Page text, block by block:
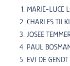
MARIE-LUCE
CHARLES
JOSEE
PAUL
EVI DE GENDT